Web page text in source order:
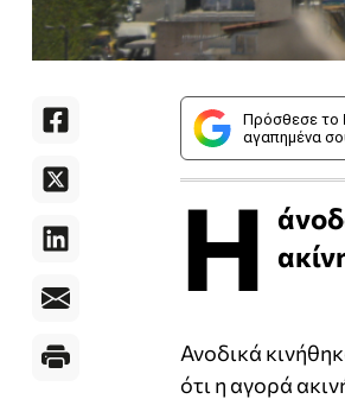
Πρόσθεσε το
αγαπημένα
Η
Ανοδικά
ότι η αγορά